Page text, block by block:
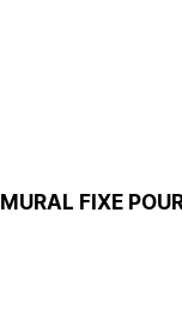
FIXE